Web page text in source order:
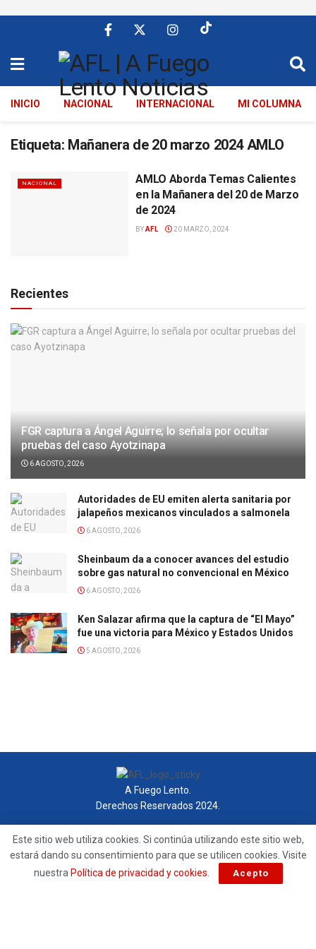
INICIO NACIONAL INTERNACIONAL MI COLUMNA
Etiqueta: Mañanera de 20 marzo 2024 AMLO
NACIONAL
AMLO Aborda Temas Calientes
en la Mañanera del 20 de Marzo
de 2024
BYAFL 20 MARZO, 2024
Recientes
FGR captura a Ángel Aguirre; lo señala por ocultar
pruebas del caso Ayotzinapa
6 AGOSTO, 2026
Autoridades de EU emiten alerta sanitaria por
jalapeños mexicanos vinculados a salmonela
6 AGOSTO, 2026
Sheinbaum da a conocer avances del estudio
sobre gas natural no convencional en México
6 AGOSTO, 2026
Ken Salazar afirma que la captura de “El Mayo”
fue una victoria para México y Estados Unidos
5 AGOSTO, 2026
A Fuego Lento.
Derechos Reservados 2024.
Tel: 55 0000 0000
Este sitio web utiliza cookies. Si continúa utilizando este sitio web,
estará dando su consentimiento para que se utilicen cookies. Visite
nuestra Política de privacidad y cookies Acepto